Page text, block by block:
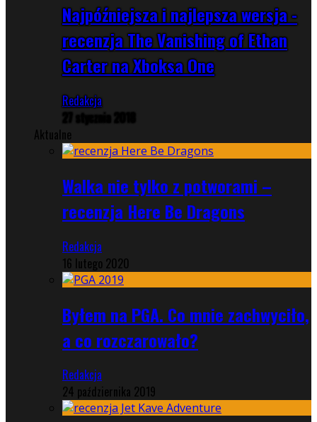
Najpóźniejsza i najlepsza wersja -
recenzja The Vanishing of Ethan
Carter na Xboksa One
Redakcja
27 stycznia 2018
Aktualne
Walka nie tylko z potworami –
recenzja Here Be Dragons
Redakcja
16 lutego 2020
Byłem na PGA. Co mnie zachwyciło,
a co rozczarowało?
Redakcja
24 października 2019